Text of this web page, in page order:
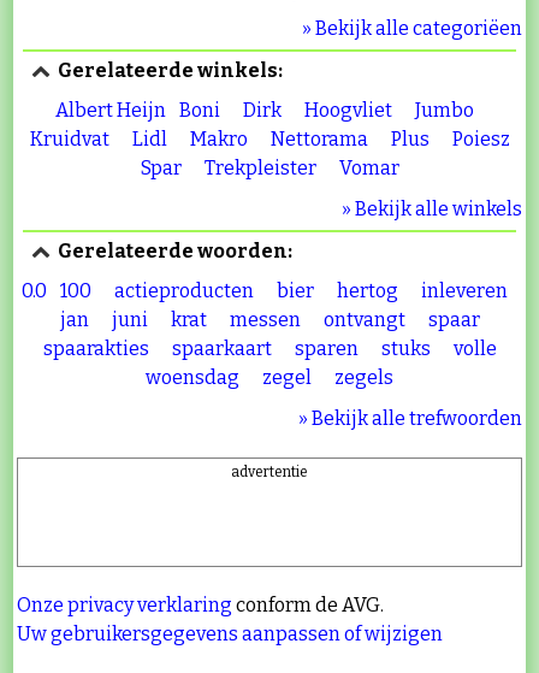
» Bekijk alle categoriëen
Gerelateerde winkels:
Albert Heijn Boni Dirk Hoogvliet
Jumbo
Kruidvat
Lidl Makro Nettorama Plus
Poiesz
Spar
Trekpleister
Vomar
» Bekijk alle winkels
Gerelateerde woorden:
0.0
100 actieproducten bier hertog
inleveren
jan
juni krat messen ontvangt
spaar
spaarakties
spaarkaart sparen stuks
volle
woensdag
zegel
zegels
» Bekijk alle trefwoorden
advertentie
Onze privacy verklaring conform de AVG.
Uw gebruikersgegevens aanpassen of wijzigen